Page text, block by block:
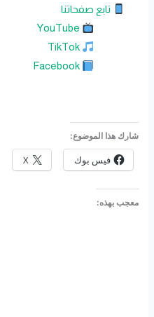
تابع صفحاتنا
شارك هذا الموضوع:
فيس بوك X
معجب بهذه: